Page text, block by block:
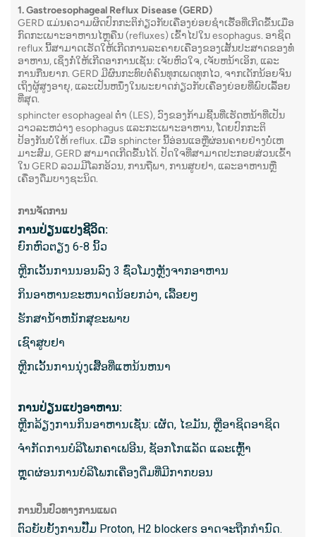
ສາມາດຊ່ວຍລະບຸເຊື້ອພະຍາດສະເພາະທີ່ເຮັດໃຫ້
ເກີດການຕິດເຊື້ອໃນກະເພາະ ລຳ ໄສ້.
2. CT
ການສະ
ແມ່ນເຕັ
ສ້າງຮູບ
– ອາດ​
1. Gastroesophageal Reflux Disease (GERD)
GERD ແມ່ນຄວາມຜິດປົກກະຕິກ່ຽວກັບເຄື່ອງຍ່ອຍຊໍາເຮື້ອທີ່ເກີດຂື້ນເມື່ອ
ກົດກະເພາະອາຫານໄຫຼຄືນ (refluxes) ເຂົ້າໄປໃນ esophagus. ອາຊິດ
reflux ນີ້ສາມາດເຮັດໃຫ້ເກີດການລະຄາຍເຄືອງຂອງເສັ້ນປະສາດຂອງທໍ່
ອາຫານ, ເຊິ່ງກໍ່ໃຫ້ເກີດອາການເຊັ່ນ: ເຈັບຫົວໃຈ, ເຈັບຫນ້າເອິກ, ແລະ
ການກືນຍາກ. GERD ມີຜົນກະທົບຕໍ່ຄົນທຸກເພດທຸກໄວ, ຈາກເດັກນ້ອຍຈົນ
ເຖິງຜູ້ສູງອາຍຸ, ແລະເປັນຫນຶ່ງໃນພະຍາດກ່ຽວກັບເຄື່ອງຍ່ອຍທີ່ພົບເລື້ອຍ
ທີ່ສຸດ.
sphincter esophageal ຕ່ໍາ (LES), ວົງຂອງກ້າມຊີ້ນທີ່ເຮັດຫນ້າທີ່ເປັນ
ວາວລະຫວ່າງ esophagus ແລະກະເພາະອາຫານ, ໂດຍປົກກະຕິ
ປ້ອງກັນບໍ່ໃຫ້ reflux. ເມື່ອ sphincter ນີ້ອ່ອນແອຫຼືຜ່ອນຄາຍຢ່າງບໍ່ເຫ
ມາະສົມ, GERD ສາມາດເກີດຂື້ນໄດ້. ປັດໃຈທີ່ສາມາດປະກອບສ່ວນເຂົ້າ
ໃນ GERD ລວມມີໂລກອ້ວນ, ການຖືພາ, ການສູບຢາ, ແລະອາຫານຫຼື
ເຄື່ອງດື່ມບາງຊະນິດ.
ການຈັດການ
ການປ່ຽນແປງຊີວິດ:
ຍົກຫົວຕຽງ 6-8 ນິ້ວ
ຫຼີກເວັ້ນການນອນລົງ 3 ຊົ່ວໂມງຫຼັງຈາກອາຫານ
ກິນອາຫານຂະຫນາດນ້ອຍກວ່າ, ເລື້ອຍໆ
ຮັກສານ້ໍາຫນັກສຸຂະພາບ
ເຊົາ​ສູບ​ຢາ
ຫຼີກເວັ້ນການນຸ່ງເສື້ອທີ່ແຫນ້ນຫນາ
ການ​ປ່ຽນ​ແປງ​ອາ​ຫານ​:
ຫຼີກ​ລ້ຽງ​ການ​ກິນ​ອາ​ຫານ​ເຊັ່ນ​: ເຜັດ​, ໄຂ​ມັນ​, ຫຼື​ອາ​ຊິດ​ອາ​ຊິດ​
ຈຳກັດການບໍລິໂພກຄາເຟອີນ, ຊັອກໂກແລັດ ແລະເຫຼົ້າ
ຫຼຸດຜ່ອນການບໍລິໂພກເຄື່ອງດື່ມທີ່ມີກາກບອນ
ການປິ່ນປົວທາງການແພດ
ຕົວຍັບຍັ້ງການປັ໊ມ Proton, H2 blockers ອາດຈະຖືກກໍານົດ.